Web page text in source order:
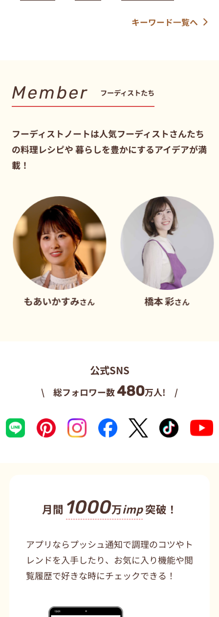
キーワード一覧へ
Member フーディストたち
フーディストノートは人気フーディストさんたち
の料理レシピや暮らしを豊かにするアイデアが満
載！
かすみさん さん
公式SNS
\ 総フォロワー数480万人! /
月間 1000万imp突破！
アプリならプッシュ通知で調理のコツやト
レンドを入手したり、お気に入り機能や閲
覧履歴で好きな時にチェックできる！